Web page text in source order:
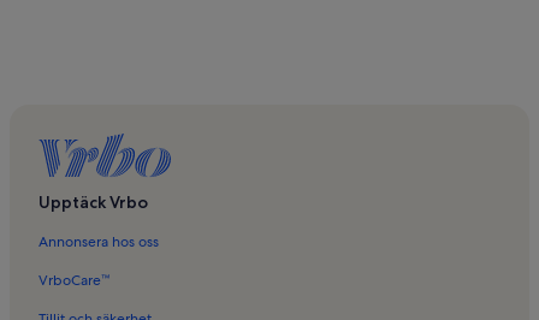
Upptäck Vrbo
Annonsera hos oss
VrboCare™